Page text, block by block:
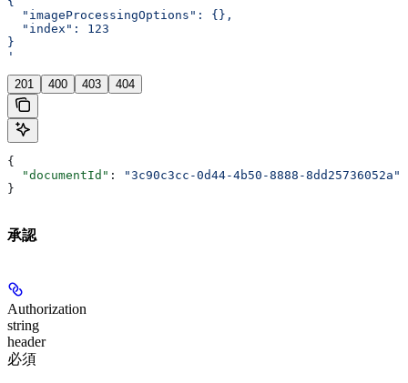
  "imageProcessingOptions": {},
  "index": 123
}
'
201 400 403 404
{
  "documentId"
:
"3c90c3cc-0d44-4b50-8888-8dd25736052a"
}
承認
Authorization
string
header
必須